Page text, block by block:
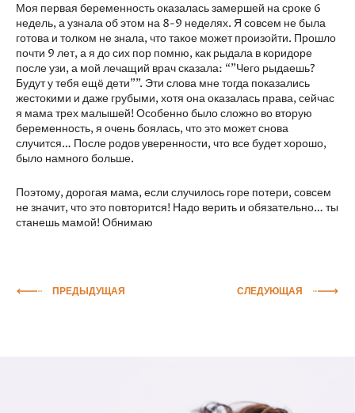
Моя первая беременность оказалась замершей на сроке 6
недель, а узнала об этом на 8-9 неделях. Я совсем не была
готова и толком не знала, что такое может произойти. Прошло
почти 9 лет, а я до сих пор помню, как рыдала в коридоре
после узи, а мой лечащий врач сказала: “”Чего рыдаешь?
Будут у тебя ещё дети””. Эти слова мне тогда показались
жестокими и даже грубыми, хотя она оказалась права, сейчас
я мама трех малышей! Особенно было сложно во вторую
беременность, я очень боялась, что это может снова
случится… После родов уверенности, что все будет хорошо,
было намного больше.
Поэтому, дорогая мама, если случилось горе потери, совсем
не значит, что это повторится! Надо верить и обязательно… ты
станешь мамой! Обнимаю
ПРЕДЫДУЩАЯ СЛЕДУЮЩАЯ